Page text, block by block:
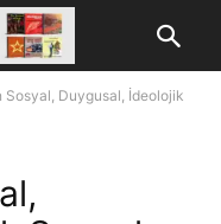
Sosyal, Duygusal, İdeolojik